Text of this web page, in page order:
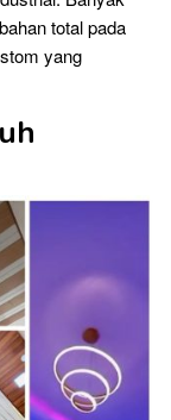
total pada
yang